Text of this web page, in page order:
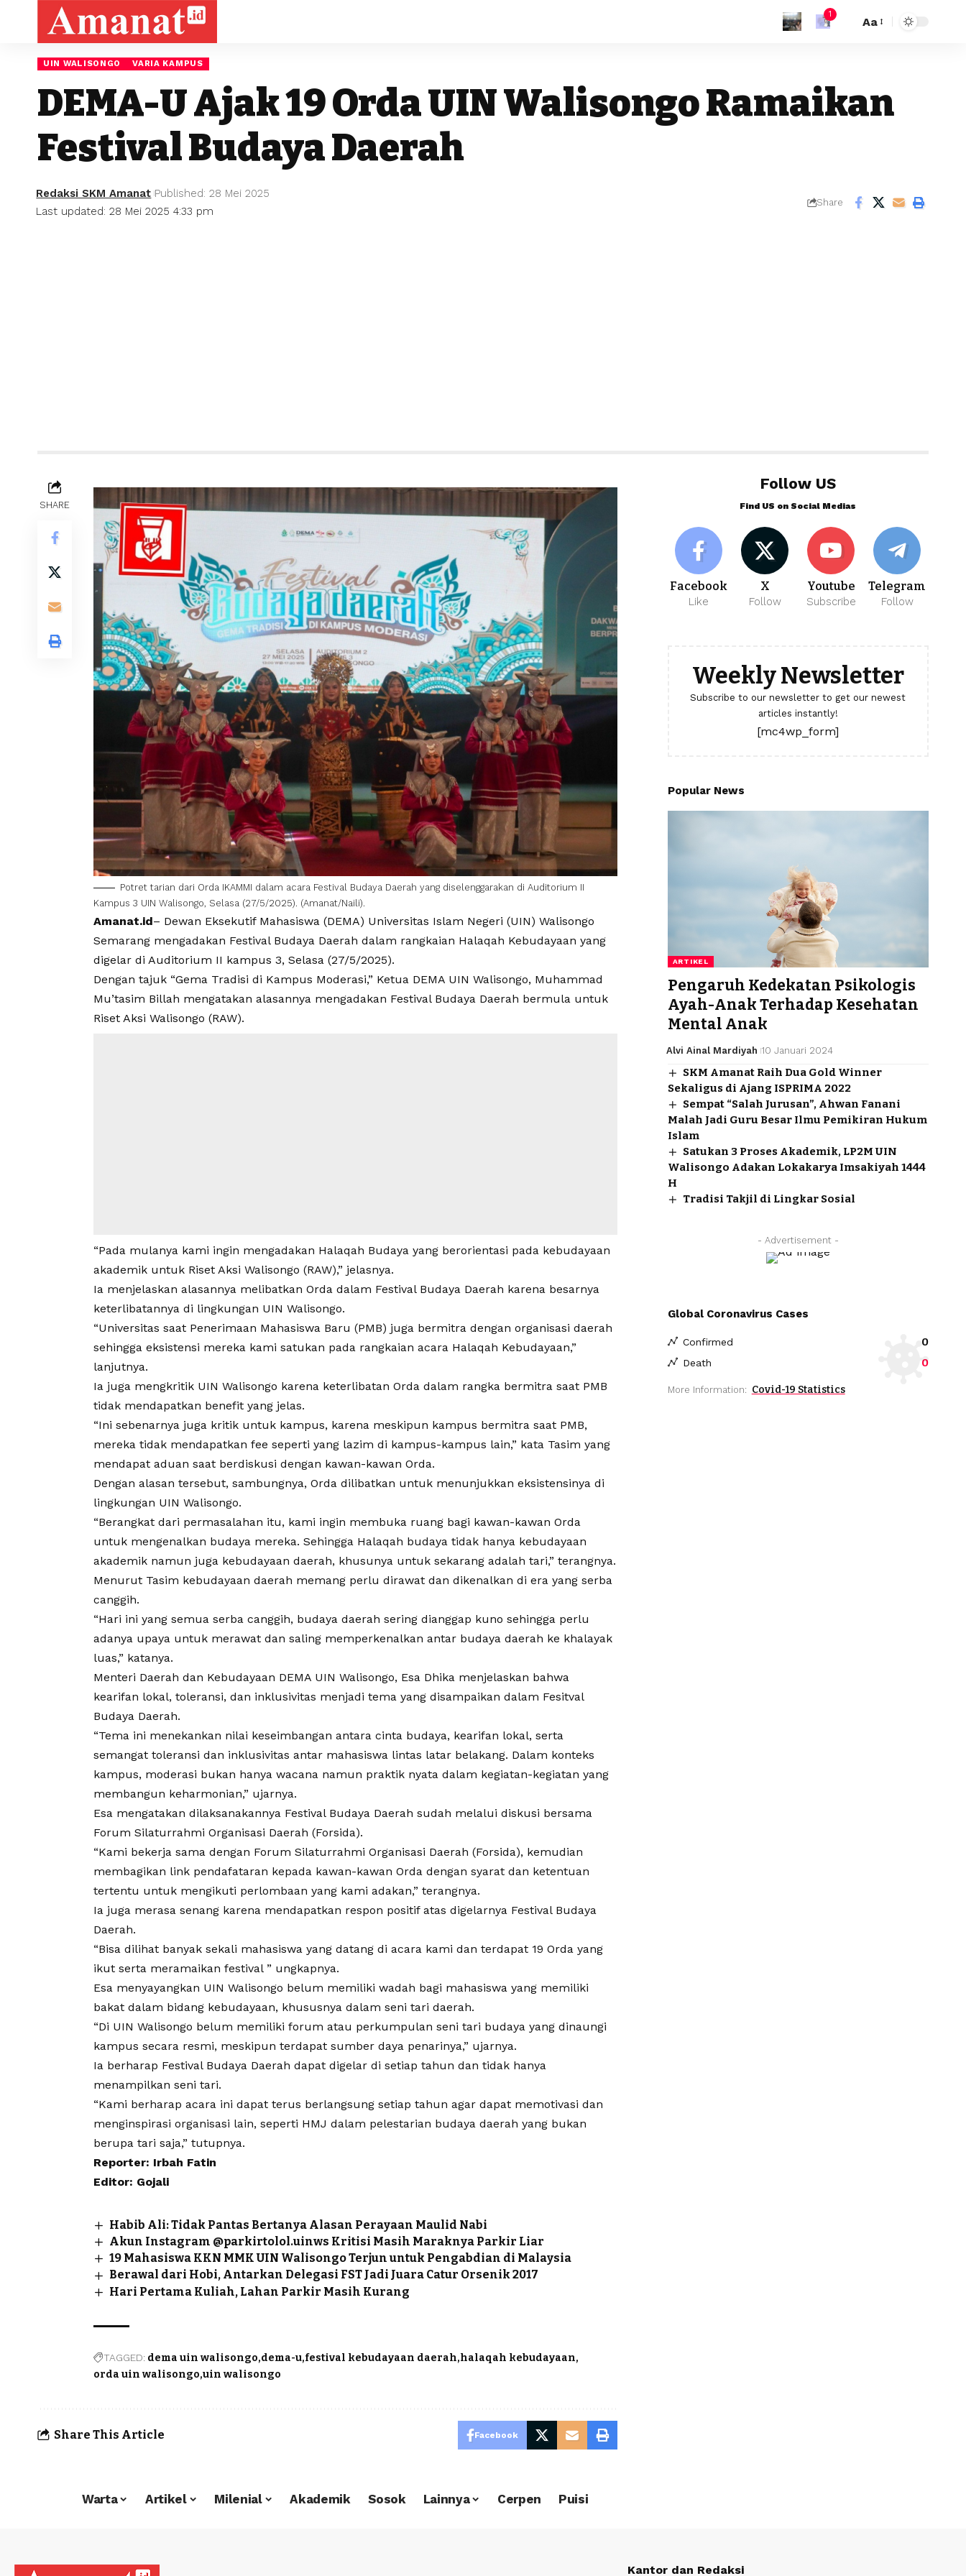
1
Aa
UIN WALISONGO VARIA KAMPUS
DEMA-U Ajak 19 Orda UIN Walisongo Ramaikan
Festival Budaya Daerah
Last updated: 28 Mei 2025 4:33 pm
Redaksi SKM Amanat Published: 28 Mei 2025
Share
SHARE
Potret tarian dari Orda IKAMMI dalam acara Festival Budaya Daerah yang diselenggarakan di Auditorium II
Kampus 3 UIN Walisongo, Selasa (27/5/2025). (Amanat/Naili).
Amanat.id– Dewan Eksekutif Mahasiswa (DEMA) Universitas Islam Negeri (UIN) Walisongo
Semarang mengadakan Festival Budaya Daerah dalam rangkaian Halaqah Kebudayaan yang
digelar di Auditorium II kampus 3, Selasa (27/5/2025).
Dengan tajuk “Gema Tradisi di Kampus Moderasi,” Ketua DEMA UIN Walisongo, Muhammad
Mu’tasim Billah mengatakan alasannya mengadakan Festival Budaya Daerah bermula untuk
Riset Aksi Walisongo (RAW).
“Pada mulanya kami ingin mengadakan Halaqah Budaya yang berorientasi pada kebudayaan
akademik untuk Riset Aksi Walisongo (RAW),” jelasnya.
Ia menjelaskan alasannya melibatkan Orda dalam Festival Budaya Daerah karena besarnya
keterlibatannya di lingkungan UIN Walisongo.
“Universitas saat Penerimaan Mahasiswa Baru (PMB) juga bermitra dengan organisasi daerah
sehingga eksistensi mereka kami satukan pada rangkaian acara Halaqah Kebudayaan,”
lanjutnya.
Ia juga mengkritik UIN Walisongo karena keterlibatan Orda dalam rangka bermitra saat PMB
tidak mendapatkan benefit yang jelas.
“Ini sebenarnya juga kritik untuk kampus, karena meskipun kampus bermitra saat PMB,
mereka tidak mendapatkan fee seperti yang lazim di kampus-kampus lain,” kata Tasim yang
mendapat aduan saat berdiskusi dengan kawan-kawan Orda.
Dengan alasan tersebut, sambungnya, Orda dilibatkan untuk menunjukkan eksistensinya di
lingkungan UIN Walisongo.
“Berangkat dari permasalahan itu, kami ingin membuka ruang bagi kawan-kawan Orda
untuk mengenalkan budaya mereka. Sehingga Halaqah budaya tidak hanya kebudayaan
akademik namun juga kebudayaan daerah, khusunya untuk sekarang adalah tari,” terangnya.
Menurut Tasim kebudayaan daerah memang perlu dirawat dan dikenalkan di era yang serba
canggih.
“Hari ini yang semua serba canggih, budaya daerah sering dianggap kuno sehingga perlu
adanya upaya untuk merawat dan saling memperkenalkan antar budaya daerah ke khalayak
luas,” katanya.
Menteri Daerah dan Kebudayaan DEMA UIN Walisongo, Esa Dhika menjelaskan bahwa
kearifan lokal, toleransi, dan inklusivitas menjadi tema yang disampaikan dalam Fesitval
Budaya Daerah.
“Tema ini menekankan nilai keseimbangan antara cinta budaya, kearifan lokal, serta
semangat toleransi dan inklusivitas antar mahasiswa lintas latar belakang. Dalam konteks
kampus, moderasi bukan hanya wacana namun praktik nyata dalam kegiatan-kegiatan yang
membangun keharmonian,” ujarnya.
Esa mengatakan dilaksanakannya Festival Budaya Daerah sudah melalui diskusi bersama
Forum Silaturrahmi Organisasi Daerah (Forsida).
“Kami bekerja sama dengan Forum Silaturrahmi Organisasi Daerah (Forsida), kemudian
membagikan link pendafataran kepada kawan-kawan Orda dengan syarat dan ketentuan
tertentu untuk mengikuti perlombaan yang kami adakan,” terangnya.
Ia juga merasa senang karena mendapatkan respon positif atas digelarnya Festival Budaya
Daerah.
“Bisa dilihat banyak sekali mahasiswa yang datang di acara kami dan terdapat 19 Orda yang
ikut serta meramaikan festival ” ungkapnya.
Esa menyayangkan UIN Walisongo belum memiliki wadah bagi mahasiswa yang memiliki
bakat dalam bidang kebudayaan, khususnya dalam seni tari daerah.
“Di UIN Walisongo belum memiliki forum atau perkumpulan seni tari budaya yang dinaungi
kampus secara resmi, meskipun terdapat sumber daya penarinya,” ujarnya.
Ia berharap Festival Budaya Daerah dapat digelar di setiap tahun dan tidak hanya
menampilkan seni tari.
“Kami berharap acara ini dapat terus berlangsung setiap tahun agar dapat memotivasi dan
menginspirasi organisasi lain, seperti HMJ dalam pelestarian budaya daerah yang bukan
berupa tari saja,” tutupnya.
Reporter: Irbah Fatin
Editor: Gojali
Habib Ali: Tidak Pantas Bertanya Alasan Perayaan Maulid Nabi
Akun Instagram @parkirtolol.uinws Kritisi Masih Maraknya Parkir Liar
19 Mahasiswa KKN MMK UIN Walisongo Terjun untuk Pengabdian di Malaysia
Berawal dari Hobi, Antarkan Delegasi FST Jadi Juara Catur Orsenik 2017
Hari Pertama Kuliah, Lahan Parkir Masih Kurang
TAGGED: dema uin walisongo dema-u festival kebudayaan daerah halaqah kebudayaan
orda uin walisongo uin walisongo
Share This Article Facebook
Follow US
Find US on Social Medias
Facebook
Like
X
Follow
Youtube
Subscribe
Telegram
Follow
Weekly Newsletter
Subscribe to our newsletter to get our newest
articles instantly!
[mc4wp_form]
Popular News
ARTIKEL
Pengaruh Kedekatan Psikologis
Ayah-Anak Terhadap Kesehatan
Mental Anak
Alvi Ainal Mardiyah 10 Januari 2024
SKM Amanat Raih Dua Gold Winner
Sekaligus di Ajang ISPRIMA 2022
Sempat “Salah Jurusan”, Ahwan Fanani
Malah Jadi Guru Besar Ilmu Pemikiran Hukum
Islam
Satukan 3 Proses Akademik, LP2M UIN
Walisongo Adakan Lokakarya Imsakiyah 1444
H
Tradisi Takjil di Lingkar Sosial
- Advertisement -
Global Coronavirus Cases
Confirmed 0
Death 0
More Information: Covid-19 Statistics
Warta Artikel Milenial Akademik Sosok Lainnya Cerpen Puisi
Kantor dan Redaksi